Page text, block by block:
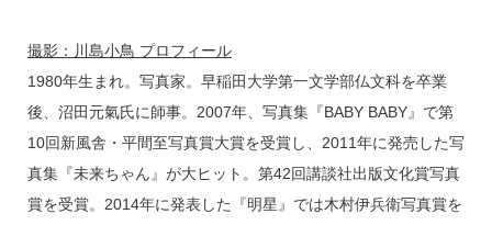
撮影：川島小鳥 プロフィール
1980年生まれ。写真家。早稲田大学第一文学部仏文科を卒業
後、沼田元氣氏に師事。2007年、写真集『BABY BABY』で第
10回新風舎・平間至写真賞大賞を受賞し、2011年に発売した写
真集『未来ちゃん』が大ヒット。第42回講談社出版文化賞写真
賞を受賞。2014年に発表した『明星』では木村伊兵衛写真賞を